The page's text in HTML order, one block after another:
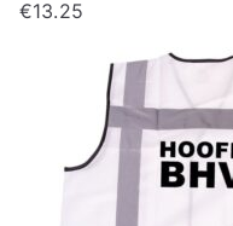
€13.25